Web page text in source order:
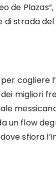
de
strada del
cogliere
migliori
un flow
sfiora